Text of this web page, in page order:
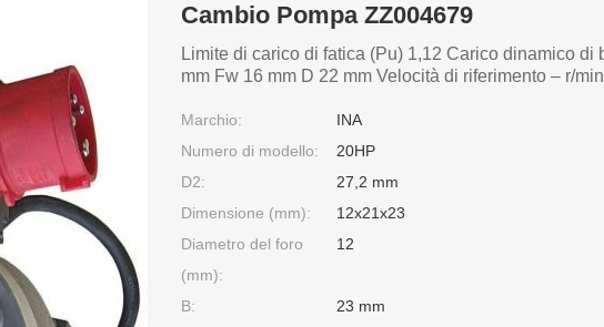
Cambio Pompa ZZ004679
Limite di carico di fatica (Pu) 1,12 Carico dinamico di
mm Fw 16 mm D 22 mm Velocità di riferimento – r/
Marchio:
INA
Numero di modello:
20HP
D2:
27,2 mm
Dimensione (mm):
12x21x23
Diametro del foro
(mm):
12
B:
23 mm